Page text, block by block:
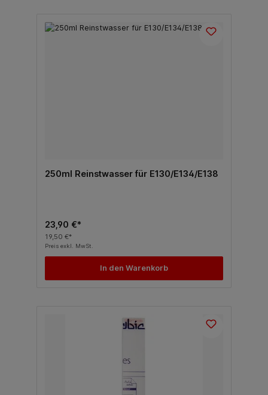
250ml Reinstwasser für E130/E134/E138
23,90 €*
19,50 €*
Preis exkl. MwSt.
In den Warenkorb